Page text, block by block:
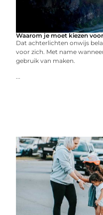
Waarom je moet kiezen
Dat achterlichten onwijs
voor zich. Met name
gebruik van maken.
...